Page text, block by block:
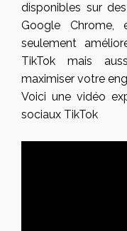
disponibles sur
Google
seulement
TikTok mais
maximiser votre
Voici une vidéo
sociauxTikTok